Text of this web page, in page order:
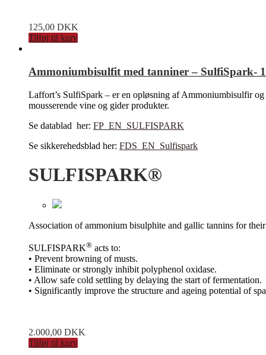
125,00 DKK
Tilføj til kurv
Ammoniumbisulfit med tanniner – SulfiSpark-
Laffort’s SulfiSpark – er en opløsning af Ammoniumbisulfir
mousserende vine og gider produkter.
Se datablad her: FP_EN_SULFISPARK
Se sikkerehedsblad her: FDS_EN_Sulfispark
SULFISPARK®
Association of ammonium bisulphite and gallic tannins for
SULFISPARK® acts to:
• Prevent browning of musts.
• Eliminate or strongly inhibit polyphenol oxidase.
• Allow safe cold settling by delaying the start of fermentation.
• Significantly improve the structure and ageing potential of
2.000,00 DKK
Tilføj til kurv